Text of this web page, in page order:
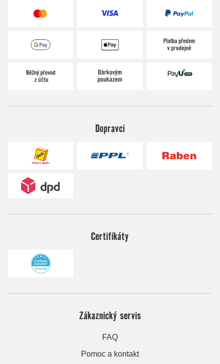
Dopravci
Certifikáty
Zákaznický servis
FAQ
Pomoc a kontakt